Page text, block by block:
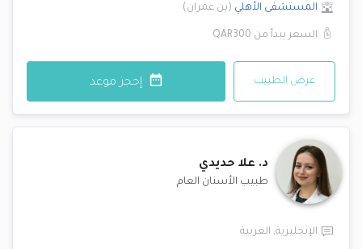
المستشفى الأهلي (بن عمران)
السعر يبدأ من QAR300
عرض الطبيب إحجز موعد
د. علا حديدي
طبيب الأسنان العام
الإنجليزية, العربية